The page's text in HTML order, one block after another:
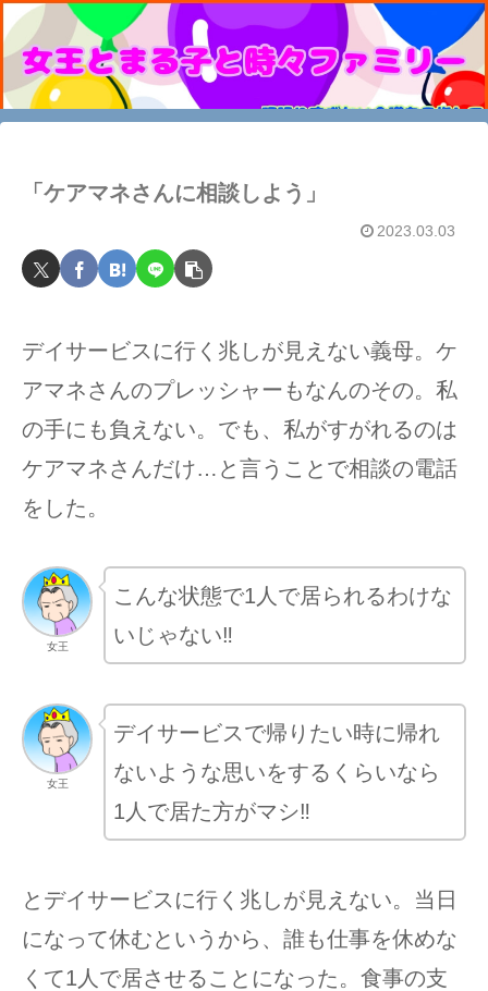
「ケアマネさんに相談しよう」
2023.03.03
デイサービスに行く兆しが見えない義母。ケ
アマネさんのプレッシャーもなんのその。私
の手にも負えない。でも、私がすがれるのは
ケアマネさんだけ…と言うことで相談の電話
をした。
女王
こんな状態で1人で居られるわけな
いじゃない‼︎
女王
デイサービスで帰りたい時に帰れ
ないような思いをするくらいなら
1人で居た方がマシ‼︎
とデイサービスに行く兆しが見えない。当日
になって休むというから、誰も仕事を休めな
くて1人で居させることになった。食事の支